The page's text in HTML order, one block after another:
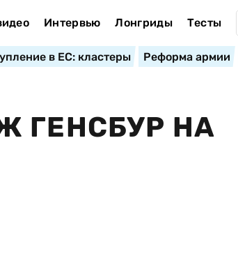
Интервью Лонгриды Тесты
в ЕС: кластеры Реформа армии
ГЕНСБУР НА